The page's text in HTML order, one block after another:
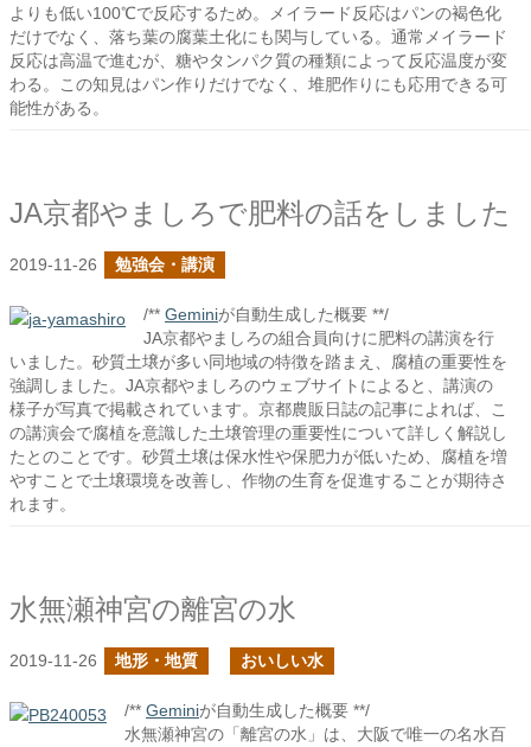
よりも低い100℃で反応するため。メイラード反応はパンの褐色化
だけでなく、落ち葉の腐葉土化にも関与している。通常メイラード
反応は高温で進むが、糖やタンパク質の種類によって反応温度が変
わる。この知見はパン作りだけでなく、堆肥作りにも応用できる可
能性がある。
JA京都やましろで肥料の話をしました
2019-11-26 勉強会・講演
/** Geminiが自動生成した概要 **/
JA京都やましろの組合員向けに肥料の講演を行
いました。砂質土壌が多い同地域の特徴を踏まえ、腐植の重要性を
強調しました。JA京都やましろのウェブサイトによると、講演の
様子が写真で掲載されています。京都農販日誌の記事によれば、こ
の講演会で腐植を意識した土壌管理の重要性について詳しく解説し
たとのことです。砂質土壌は保水性や保肥力が低いため、腐植を増
やすことで土壌環境を改善し、作物の生育を促進することが期待さ
れます。
水無瀬神宮の離宮の水
2019-11-26 地形・地質 おいしい水
/** Geminiが自動生成した概要 **/
水無瀬神宮の「離宮の水」は、大阪で唯一の名水百